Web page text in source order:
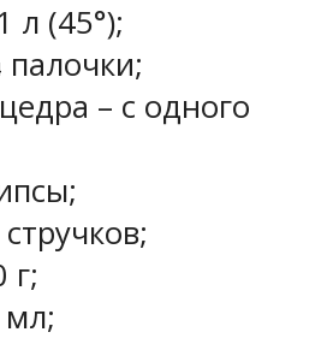
л (45°);
– с одного
г;
мл;